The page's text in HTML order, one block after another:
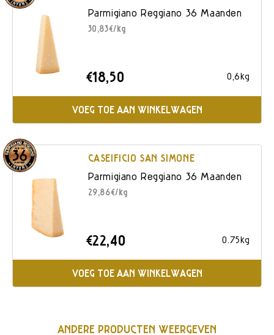
Parmigiano Reggiano 36 Maanden
30,83€/kg
€18,50 0,6kg
VOEG TOE AAN WINKELWAGEN
CASEIFICIO SAN SIMONE
Parmigiano Reggiano 36 Maanden
29,86€/kg
€22,40 0.75kg
VOEG TOE AAN WINKELWAGEN
ANDERE PRODUCTEN WEERGEVEN